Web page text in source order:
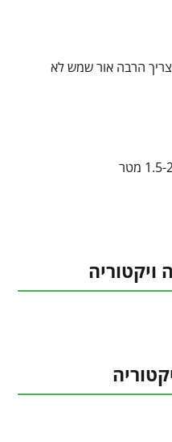
הרבה אור שמש לא